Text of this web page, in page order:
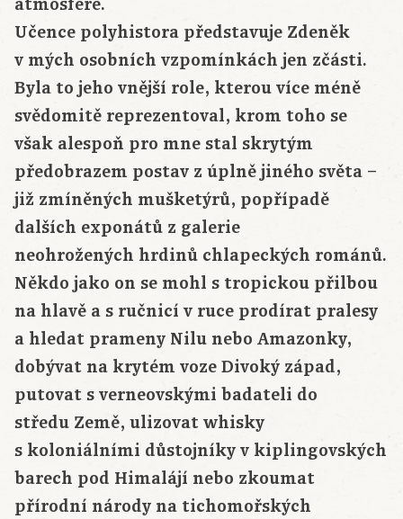
Učence polyhistora představuje Zdeněk
v mých osobních vzpomínkách jen zčásti.
Byla to jeho vnější role, kterou více méně
svědomitě reprezentoval, krom toho se
však alespoň pro mne stal skrytým
předobrazem postav z úplně jiného světa –
již zmíněných mušketýrů, popřípadě
dalších exponátů z galerie
neohrožených hrdinů chlapeckých románů.
Někdo jako on se mohl s tropickou přilbou
na hlavě a s ručnicí v ruce prodírat pralesy
a hledat prameny Nilu nebo Amazonky,
dobývat na krytém voze Divoký západ,
putovat s verneovskými badateli do
středu Země, ulizovat whisky
s koloniálními důstojníkyv kiplingovských
barech pod Himalájí nebo zkoumat
přírodní národy na tichomořských